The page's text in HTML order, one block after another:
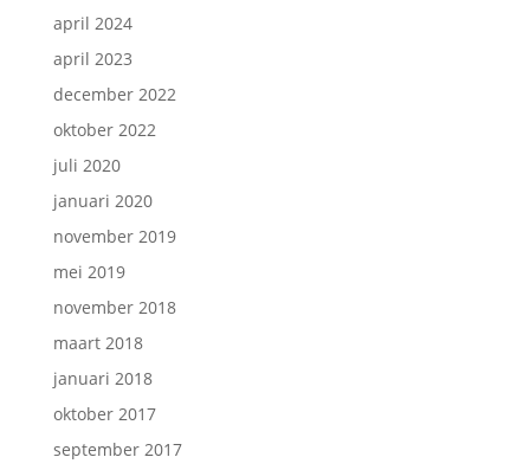
april 2024
april 2023
december 2022
oktober 2022
juli 2020
januari 2020
november 2019
mei 2019
november 2018
maart 2018
januari 2018
oktober 2017
september 2017